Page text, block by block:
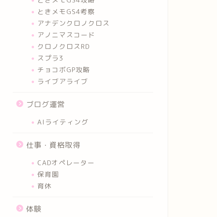
ときメモGS4考察
アナデンクロノクロス
アノニマスコード
クロノクロスRD
スプラ3
チョコボGP攻略
ライブアライブ
ブログ運営
AIライティング
仕事・資格取得
CADオペレーター
保育園
育休
体験